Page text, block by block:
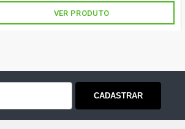
FLEX
VER PRODUTO
CADASTRAR